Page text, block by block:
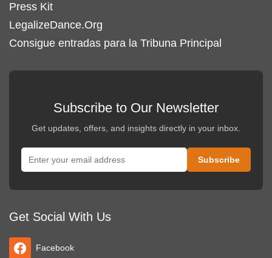
Press Kit
LegalizeDance.Org
Consigue entradas para la Tribuna Principal
Subscribe to Our Newsletter
Get updates, offers, and insights directly in your inbox.
Get Social With Us
Facebook